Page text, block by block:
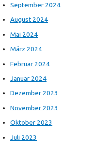
September 2024
August 2024
Mai 2024
März 2024
Februar 2024
Januar 2024
Dezember 2023
November 2023
Oktober 2023
Juli 2023